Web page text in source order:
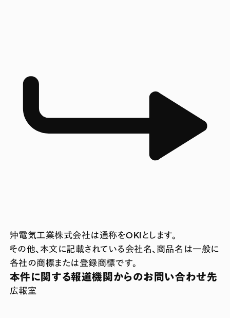
沖電気工業株式会社は通称をOKIとします。
その他、本文に記載されている会社名、商品名は一般に
各社の商標または登録商標です。
本件に関する報道機関からのお問い合わせ先
広報室